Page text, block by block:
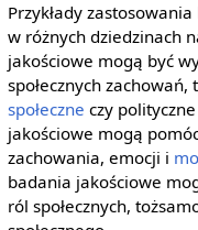
Przykłady
w różnych dziedzinach
jakościowe mogą być
społecznych
społeczne czy
jakościowe mogą
zachowania, emocji i
badania jakościowe
ról społecznych,